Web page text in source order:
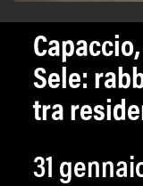
Sele:
tra
31